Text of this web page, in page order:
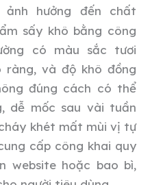
hưởng đến chất
sấy khô bằng công
có màu sắc tươi
ràng, và độ khô đồng
đúng cách có thể
dễ mốc sau vài tuần
khét mất mùi vị tự
cấp công khai quy
website hoặc bao bì,